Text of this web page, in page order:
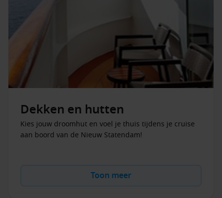
elegante ambiance.
– ideaal voor cocktails en borrels met
Voor muziekliefhebbers is er de spectaculaire Music Walk
met iconische locaties zoalsB.B. King’s Blues ClubenRolling
shows en producties die je elke avond zullen verrassen.
Entertainment & activiteiten
Dekken en hutten
Kies jouw droomhut en voel je thuis tijdens je cruise
aan boord van de Nieuw Statendam!
Toon meer